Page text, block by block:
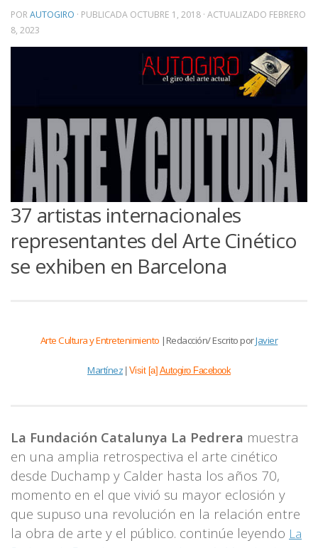
PORAUTOGIRO · PUBLICADA OCTUBRE 1, 2018 · ACTUALIZADO FEBRERO
8, 2023
37 artistas internacionales
representantes del Arte Cinético
se exhiben en Barcelona
Arte Cultura y Entretenimiento |Redacción/ Escrito porJavier
Martínez Visit [a] Autogiro Facebook
La Fundación Catalunya La Pedrera muestra
en una amplia retrospectiva el arte cinético
desde Duchamp y Calder hasta los años 70,
momento en el que vivió su mayor eclosión y
que supuso una revolución en la relación entre
la obra de arte y el público. continúe leyendo La